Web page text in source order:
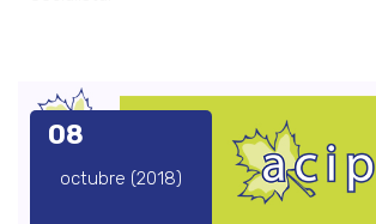
08
octubre (2018)